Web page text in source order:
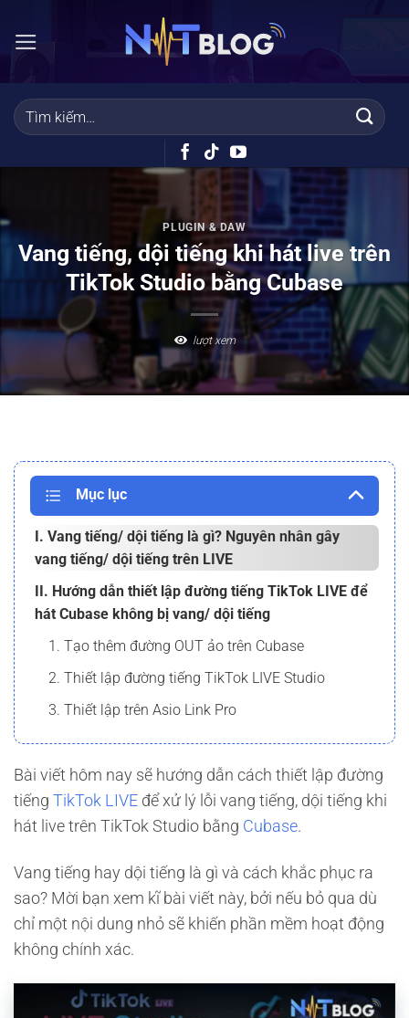
qua
dung
PLUGIN & DAW
Vang tiếng, dội tiếng khi hát live trên
TikTok Studio bằng Cubase
lượt xem
Mục lục
I. Vang tiếng/ dội tiếng là gì? Nguyên nhân gây
vang tiếng/ dội tiếng trên LIVE
II. Hướng dẫn thiết lập đường tiếng TikTok LIVE để
hát Cubase không bị vang/ dội tiếng
1. Tạo thêm đường OUT ảo trên Cubase
2. Thiết lập đường tiếng TikTok LIVE Studio
3. Thiết lập trên Asio Link Pro
Bài viết hôm nay sẽ hướng dẫn cách thiết lập đường
tiếng TikTok LIVE để xử lý lỗi vang tiếng, dội tiếng khi
hát live trên TikTok Studio bằng Cubase.
Vang tiếng hay dội tiếng là gì và cách khắc phục ra
sao? Mời bạn xem kĩ bài viết này, bởi nếu bỏ qua dù
chỉ một nội dung nhỏ sẽ khiến phần mềm hoạt động
không chính xác.